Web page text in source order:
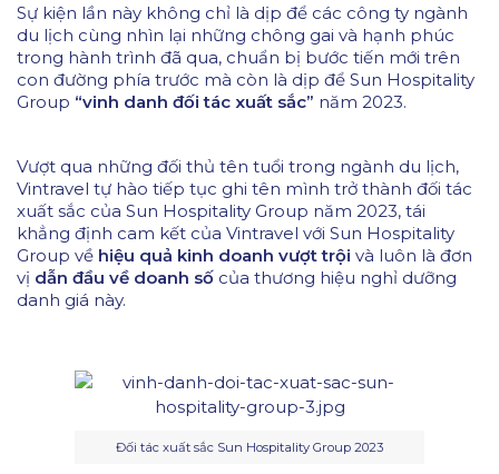
Sự kiện lần này không chỉ là dịp để các công ty ngành
du lịch cùng nhìn lại những chông gai và hạnh phúc
trong hành trình đã qua, chuẩn bị bước tiến mới trên
con đường phía trước mà còn là dịp để Sun Hospitality
Group “vinh danh đối tác xuất sắc” năm 2023.
Vượt qua những đối thủ tên tuổi trong ngành du lịch,
Vintravel tự hào tiếp tục ghi tên mình trở thành đối tác
xuất sắc của Sun Hospitality Group năm 2023, tái
khẳng định cam kết của Vintravel với Sun Hospitality
Group về hiệu quả kinh doanh vượt trội và luôn là đơn
vị dẫn đầu về doanh số của thương hiệu nghỉ dưỡng
danh giá này.
Đối tác xuất sắc Sun Hospitality Group 2023